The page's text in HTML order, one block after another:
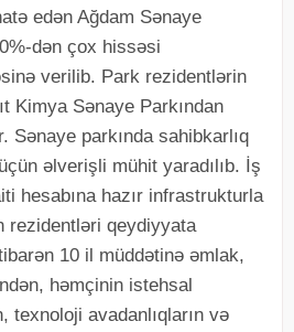
edən Ağdam Sənaye
dən çox hissəsi
verilib. Park rezidentlərin
Kimya Sənaye Parkından
Sənaye parkında sahibkarlıq
əlverişli mühit yaradılıb. İş
hesabına hazır infrastrukturla
rezidentləri qeydiyyata
10 il müddətinə əmlak,
həmçinin istehsal
texnoloji avadanlıqların və